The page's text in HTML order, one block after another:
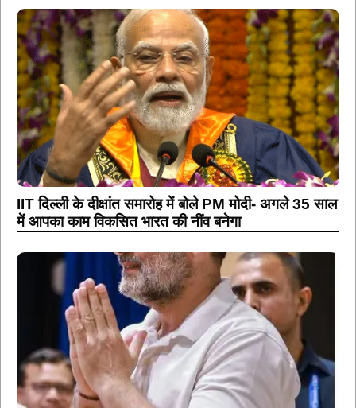
IIT दिल्ली के दीक्षांत समारोह में बोले PM मोदी- अगले 35 साल
में आपका काम विकसित भारत की नींव बनेगा